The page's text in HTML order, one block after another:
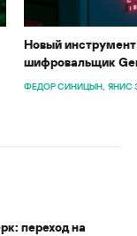
Новый
шифровальщик
ФЕДОР СИНИЦЫН ЯНИС
переход на